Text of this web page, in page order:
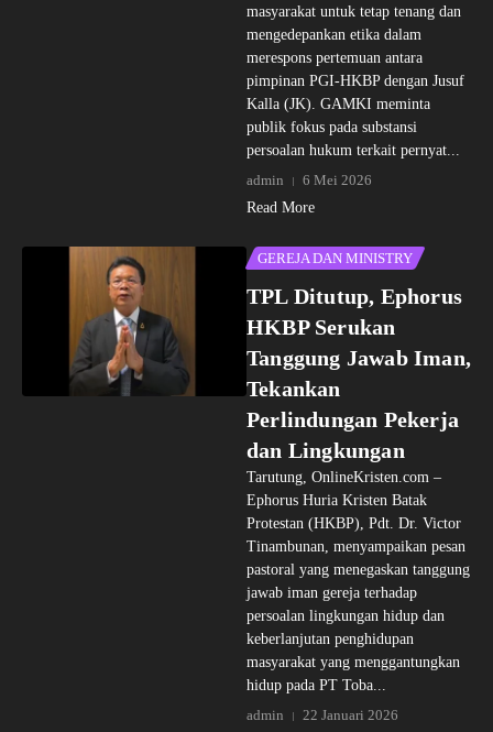
masyarakat untuk tetap tenang dan
mengedepankan etika dalam
merespons pertemuan antara
pimpinan PGI-HKBP dengan Jusuf
Kalla (JK). GAMKI meminta
publik fokus pada substansi
persoalan hukum terkait pernyat...
admin
6 Mei 2026
Read More
GEREJA DAN MINISTRY
TPL Ditutup, Ephorus
HKBP Serukan
Tanggung Jawab Iman,
Tekankan
Perlindungan Pekerja
dan Lingkungan
Tarutung, OnlineKristen.com –
Ephorus Huria Kristen Batak
Protestan (HKBP), Pdt. Dr. Victor
Tinambunan, menyampaikan pesan
pastoral yang menegaskan tanggung
jawab iman gereja terhadap
persoalan lingkungan hidup dan
keberlanjutan penghidupan
masyarakat yang menggantungkan
hidup pada PT Toba...
admin
22 Januari 2026